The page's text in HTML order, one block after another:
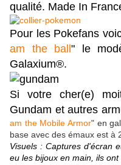
qualité. Made In
Pour les Pokefans
am the ball" le
Galaxium®.
Si votre cher(e)
Gundam et autres
am the Mobile Armor" en
base avec des émaux est à
Visuels : Captures d'écran
eu les bijoux en main, ils